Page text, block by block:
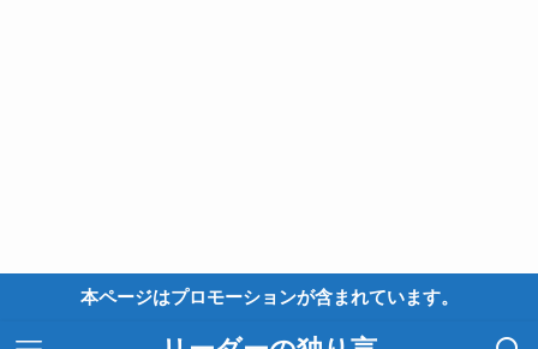
本ページはプロモーションが含まれています。